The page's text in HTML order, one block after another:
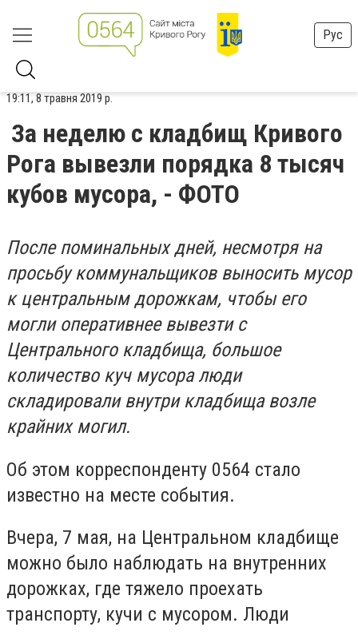
Рус
19:11, 8 травня 2019 р.
За неделю с кладбищ Кривого
Рога вывезли порядка 8 тысяч
кубов мусора, - ФОТО
После поминальных дней, несмотря на
просьбу коммунальщиков выносить мусор
к центральным дорожкам, чтобы его
могли оперативнее вывезти с
Центрального кладбища, большое
количество куч мусора люди
складировали внутри кладбища возле
крайних могил.
Об этом корреспонденту 0564 стало
известно на месте события.
Вчера, 7 мая, на Центральном кладбище
можно было наблюдать на внутренних
дорожках, где тяжело проехать
транспорту, кучи с мусором. Люди